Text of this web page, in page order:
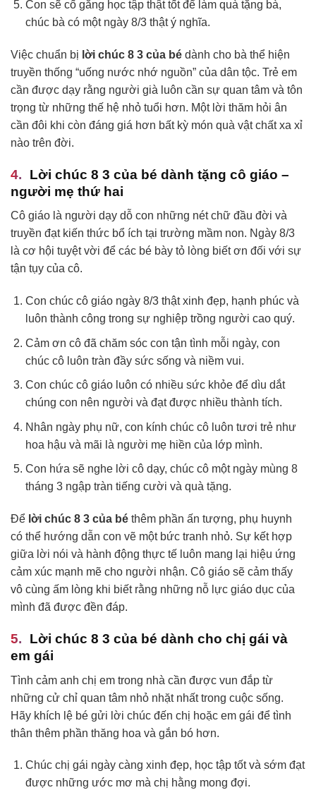
Con sẽ cố gắng học tập thật tốt để làm quà tặng bà,
chúc bà có một ngày 8/3 thật ý nghĩa.
Việc chuẩn bị lời chúc 8 3 của bé dành cho bà thể hiện
truyền thống “uống nước nhớ nguồn” của dân tộc. Trẻ em
cần được dạy rằng người già luôn cần sự quan tâm và tôn
trọng từ những thế hệ nhỏ tuổi hơn. Một lời thăm hỏi ân
cần đôi khi còn đáng giá hơn bất kỳ món quà vật chất xa xỉ
nào trên đời.
Lời chúc 8 3 của bé dành tặng cô giáo –
người mẹ thứ hai
Cô giáo là người dạy dỗ con những nét chữ đầu đời và
truyền đạt kiến thức bổ ích tại trường mầm non. Ngày 8/3
là cơ hội tuyệt vời để các bé bày tỏ lòng biết ơn đối với sự
tận tụy của cô.
Con chúc cô giáo ngày 8/3 thật xinh đẹp, hạnh phúc và
luôn thành công trong sự nghiệp trồng người cao quý.
Cảm ơn cô đã chăm sóc con tận tình mỗi ngày, con
chúc cô luôn tràn đầy sức sống và niềm vui.
Con chúc cô giáo luôn có nhiều sức khỏe để dìu dắt
chúng con nên người và đạt được nhiều thành tích.
Nhân ngày phụ nữ, con kính chúc cô luôn tươi trẻ như
hoa hậu và mãi là người mẹ hiền của lớp mình.
Con hứa sẽ nghe lời cô dạy, chúc cô một ngày mùng 8
tháng 3 ngập tràn tiếng cười và quà tặng.
Để lời chúc 8 3 của bé thêm phần ấn tượng, phụ huynh
có thể hướng dẫn con vẽ một bức tranh nhỏ. Sự kết hợp
giữa lời nói và hành động thực tế luôn mang lại hiệu ứng
cảm xúc mạnh mẽ cho người nhận. Cô giáo sẽ cảm thấy
vô cùng ấm lòng khi biết rằng những nỗ lực giáo dục của
mình đã được đền đáp.
Lời chúc 8 3 của bé dành cho chị gái và
em gái
Tình cảm anh chị em trong nhà cần được vun đắp từ
những cử chỉ quan tâm nhỏ nhặt nhất trong cuộc sống.
Hãy khích lệ bé gửi lời chúc đến chị hoặc em gái để tình
thân thêm phần thăng hoa và gắn bó hơn.
Chúc chị gái ngày càng xinh đẹp, học tập tốt và sớm đạt
được những ước mơ mà chị hằng mong đợi.